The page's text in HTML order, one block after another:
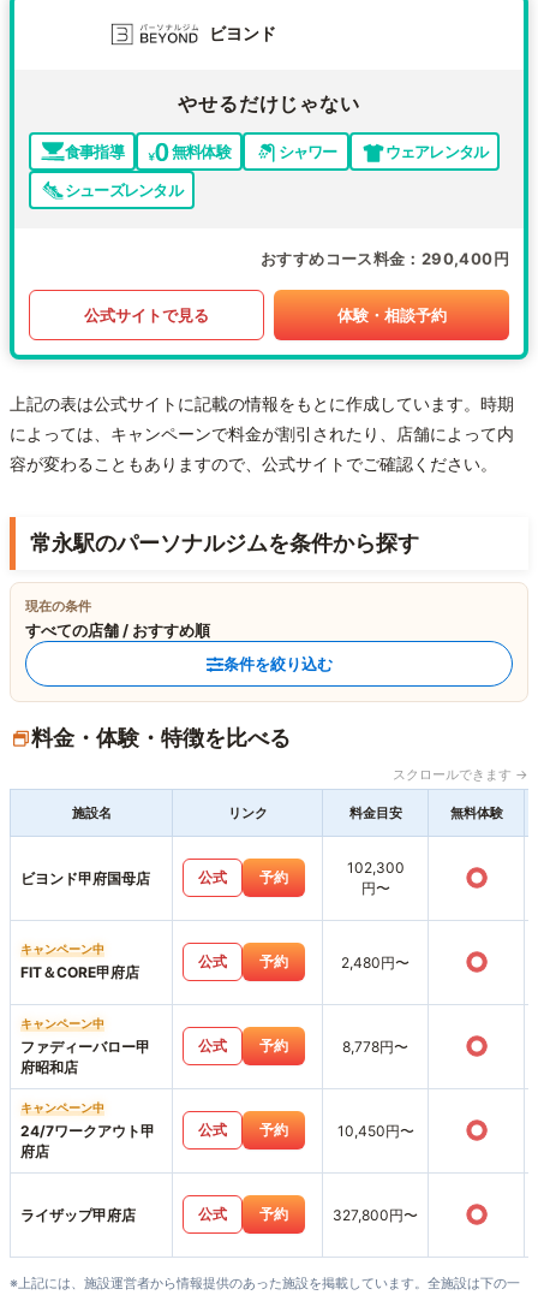
ビヨンド
やせるだけじゃない
食事指導 無料体験 シャワー
ウェアレンタル
シューズレンタル
おすすめコース料金 290,400円
公式サイトで見る 体験・相談予約
上記の表は公式サイトに記載の情報をもとに作成しています。時期
によっては、キャンペーンで料金が割引されたり、店舗によって内
容が変わることもありますので、公式サイトでご確認ください。
常永駅のパーソナルジムを条件から探す
現在の条件
すべての店舗 / おすすめ順
条件を絞り込む
料金・体験・特徴を比べる
スクロールできます →
施設名 リンク 料金目安 無料体験
ビヨンド甲府国母店 公式 予約
102,300
円〜
○
キャンペーン中
FIT＆CORE甲府店
公式 予約 2,480円〜 ○
キャンペーン中
ファディーバロー甲
府昭和店
公式 予約 8,778円〜 ○
キャンペーン中
24/7ワークアウト甲
府店
公式 予約 10,450円〜 ○
ライザップ甲府店 公式 予約 327,800円〜 ○
※上記には、施設運営者から情報提供のあった施設を掲載しています。全施設は下の一